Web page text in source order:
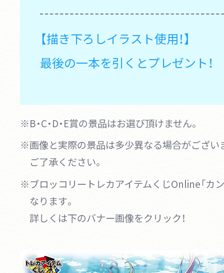
【描き下ろしイラスト使用！】
最後の一本を引くとプレゼント！
※B・C・D・E賞の景品はお選び頂けません。
※画像と実際の景品は多少異なる場合がござい
ご了承ください。
※ブロッコリートレカアイテムくじOnline「カ
なります。
詳しくは下のバナー画像をクリック！